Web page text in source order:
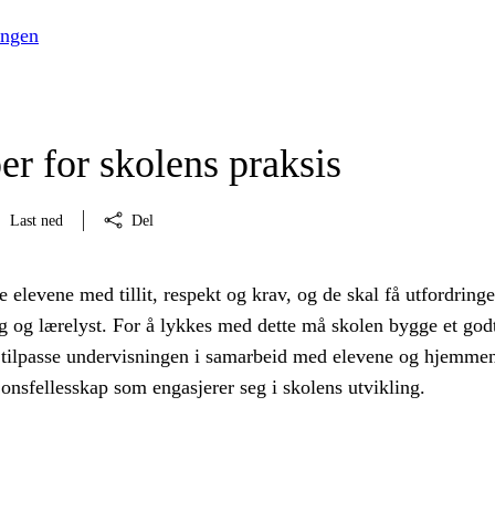
for skolens praksis
Last ned Del
elevene med tillit, respekt og krav, og de skal få
og lærelyst. For å lykkes med dette må skolen bygge et
undervisningen i samarbeid med elevene og
som engasjerer seg i skolens utvikling.